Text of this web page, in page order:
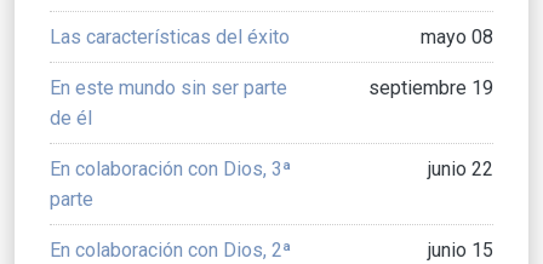
Las características del éxito mayo 08
En este mundo sin ser parte
de él
septiembre 19
En colaboración con Dios, 3ª
parte
junio 22
En colaboración con Dios, 2ª
junio 15